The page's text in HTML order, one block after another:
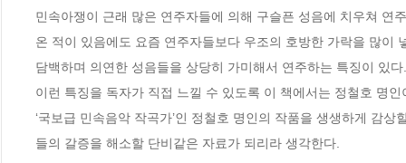
민속아쟁이 근래 많은 연주자들에 의해 구슬픈 성음에 치우쳐 연
온 적이 있음에도 요즘 연주자들보다 우조의 호방한 가락을 많이
담백하며 의연한 성음들을 상당히 가미해서 연주하는 특징이 있
이런 특징을 독자가 직접 느낄 수 있도록 이 책에서는 정철호 명
‘국보급 민속음악 작곡가’인 정철호 명인의 작품을 생생하게 감
들의 갈증을 해소할 단비같은 자료가 되리라 생각한다.